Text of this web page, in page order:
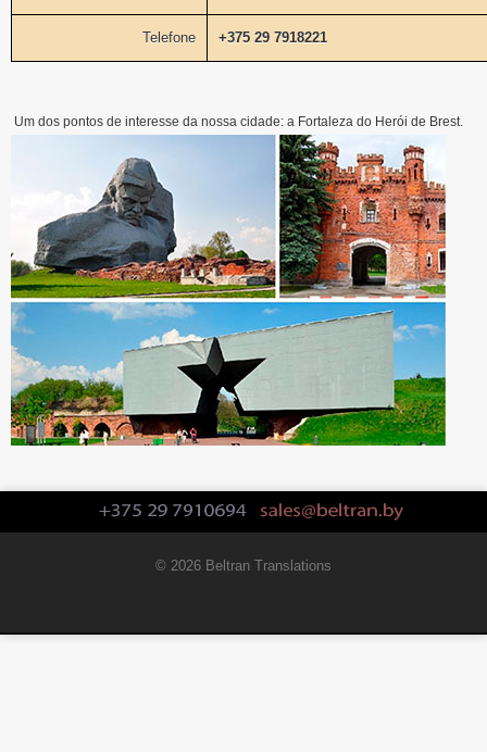
Telefone +375 29 7918221
Um dos pontos de interesse da nossa cidade: a Fortaleza do Herói de Brest.
© 2026 Beltran Translations